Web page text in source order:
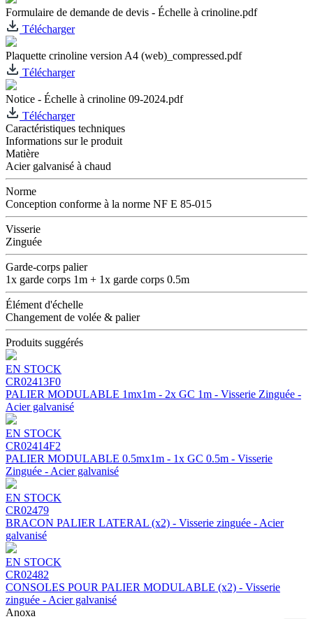
Formulaire de demande de devis - Échelle à crinoline.pdf
Télécharger
Plaquette crinoline version A4 (web)_compressed.pdf
Télécharger
Notice - Échelle à crinoline 09-2024.pdf
Télécharger
Caractéristiques techniques
Informations sur le produit
Matière
Acier galvanisé à chaud
Norme
Conception conforme à la norme NF E 85-015
Visserie
Zinguée
Garde-corps palier
1x garde corps 1m + 1x garde corps 0.5m
Élément d'échelle
Changement de volée & palier
Produits suggérés
EN STOCK
CR02413F0
PALIER MODULABLE 1mx1m - 2x GC 1m - Visserie Zinguée -
Acier galvanisé
EN STOCK
CR02414F2
PALIER MODULABLE 0.5mx1m - 1x GC 0.5m - Visserie
Zinguée - Acier galvanisé
EN STOCK
CR02479
BRACON PALIER LATERAL (x2) - Visserie zinguée - Acier
galvanisé
EN STOCK
CR02482
CONSOLES POUR PALIER MODULABLE (x2) - Visserie
zinguée - Acier galvanisé
Anoxa